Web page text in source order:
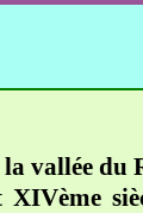
vallée du